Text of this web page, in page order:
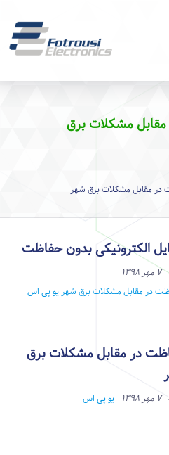
مشکلات برق
در مقابل مشکلات برق شهر
الکترونیکی بدون حفاظت
۷ مهر ۱۳۹۸
در مقابل مشکلات برق شهریو پی اس
در مقابل مشکلات برق
۷ مهر ۱۳۹۸ یو پی اس